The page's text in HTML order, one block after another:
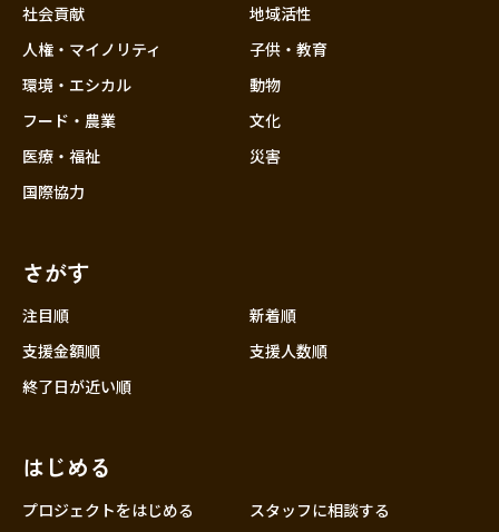
社会貢献
人権・マイノリティ
環境・エシカル
フード・農業
医療・福祉
国際協力
地域活性
子供・教育
動物
文化
災害
さがす
注目順
新着順
支援金額順
支援人数順
終了日が近い順
はじめる
プロジェクトをはじめる
スタッフに相談する